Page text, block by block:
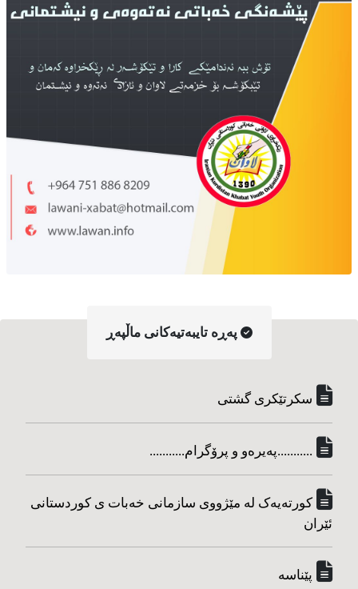
په‌ڕه‌ تایبه‌تیه‌کانی ماڵپه‌ڕ
سکرتێکری گشتی
...........په‌یره‌و و پرۆگرام...........
کورته‌یه‌ک له مێژووی سازمانی خه‌بات ی کوردستانی
ئێران
پێناسه‌